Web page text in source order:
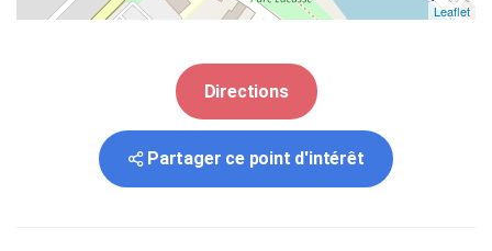
Leaflet
Directions
Partager ce point d'intérêt